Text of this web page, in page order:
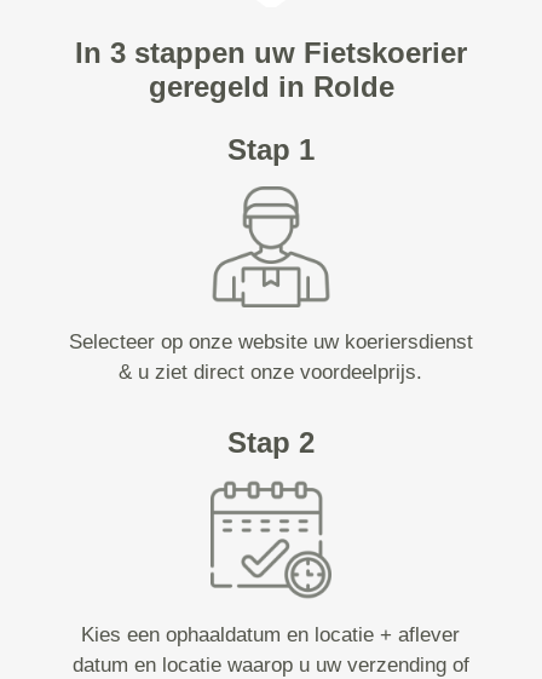
In 3 stappen uw Fietskoerier
geregeld in Rolde
Stap 1
Selecteer op onze website uw koeriersdienst
& u ziet direct onze voordeelprijs.
Stap 2
Kies een ophaaldatum en locatie + aflever
datum en locatie waarop u uw verzending of